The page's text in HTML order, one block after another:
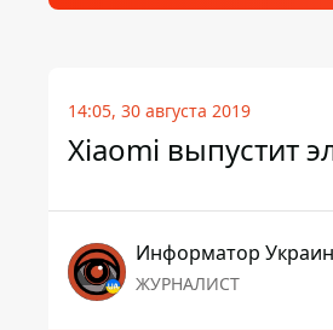
14:05, 30 августа 2019
Xiaomi выпустит
Информатор
ЖУРНАЛИСТ